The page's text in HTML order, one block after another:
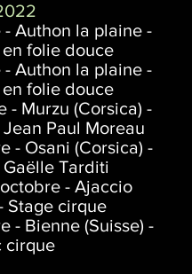
Authon la plaine -
folie douce
Authon la plaine -
folie douce
- Murzu (Corsica) -
Paul Moreau
- Osani (Corsica) -
Tarditi
- Ajaccio
Stage cirque
- Bienne (Suisse) -
cirque